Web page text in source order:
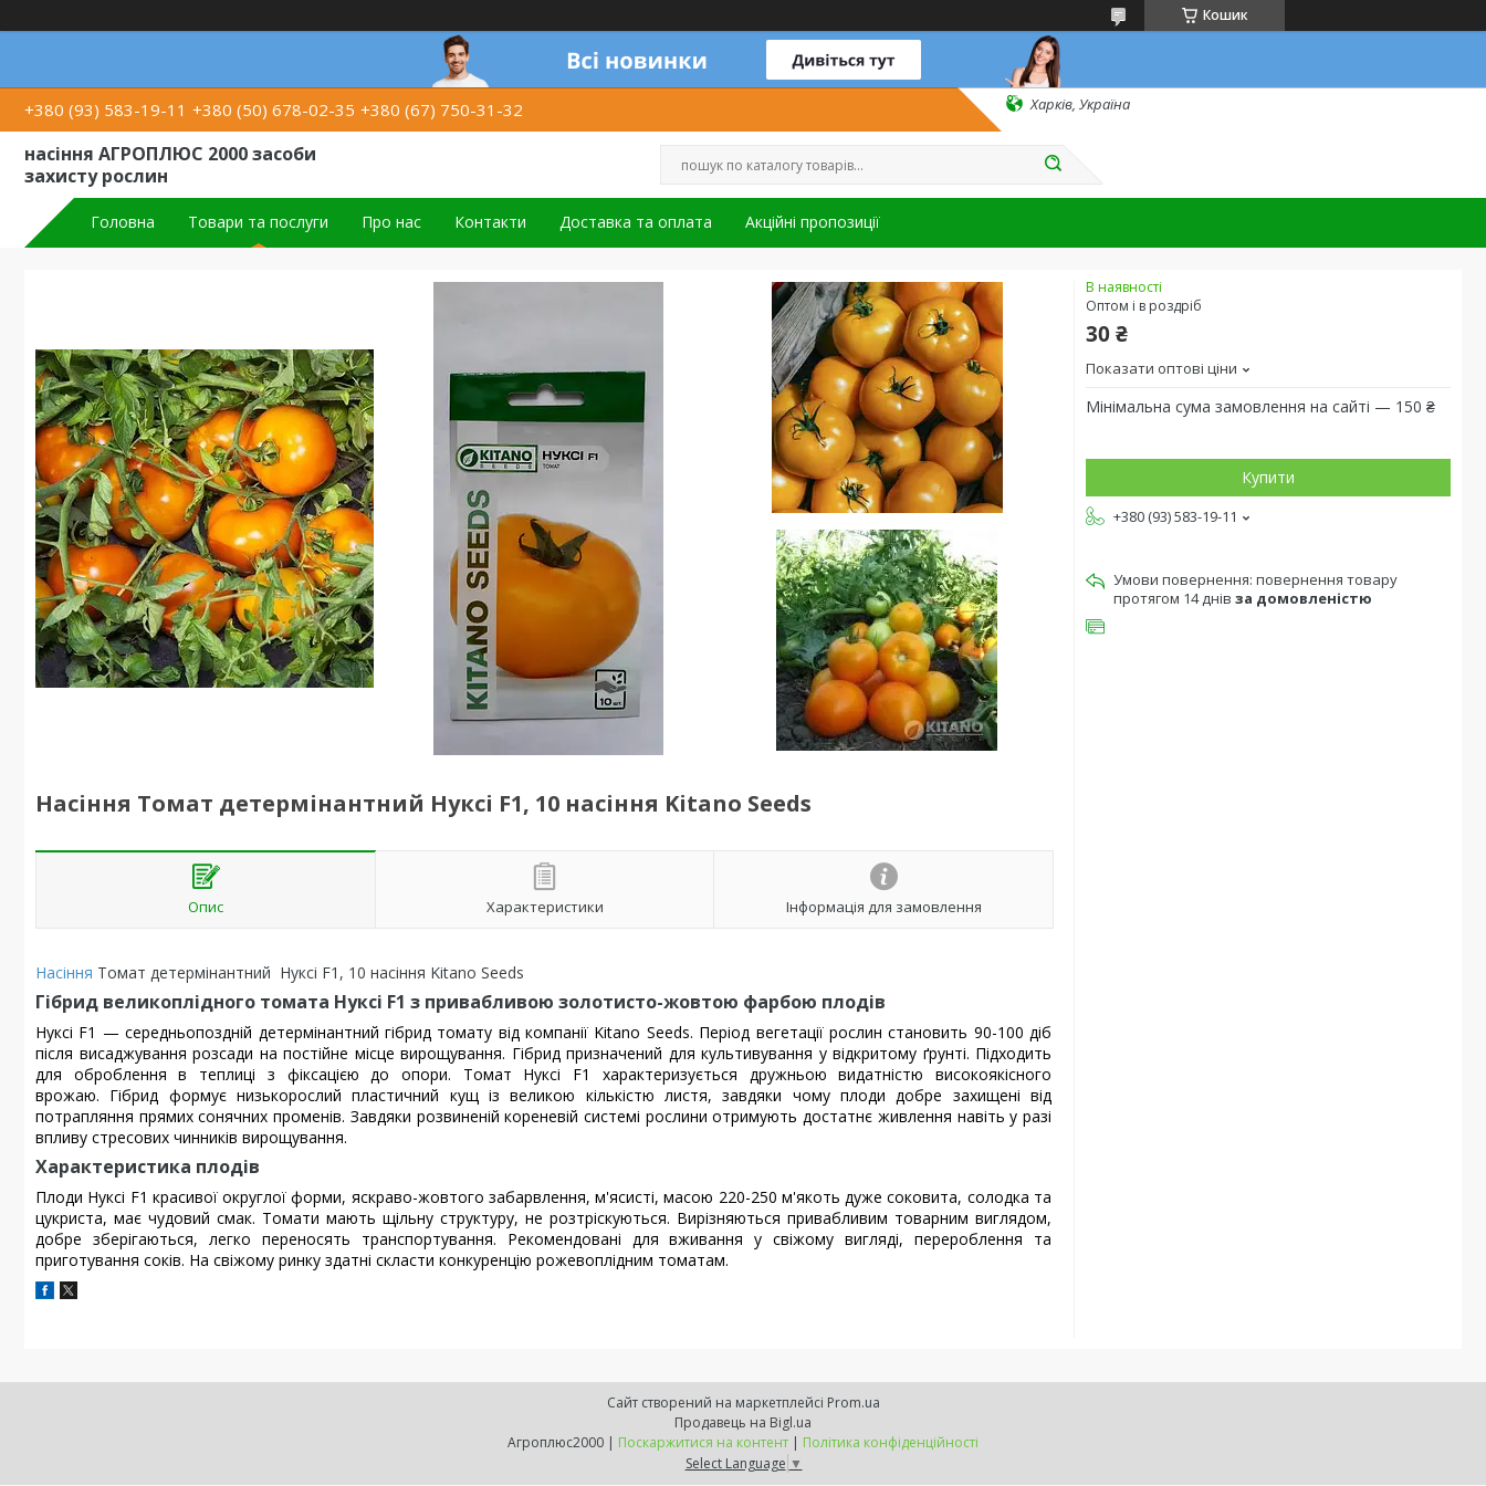
Кошик
+380 (93) 583-19-11 +380 (50) 678-02-35 +380 (67) 750-31-32 Харків, Україна
насіння АГРОПЛЮС 2000 засоби
захисту рослин
Головна Товари та послуги Про нас Контакти Доставка та оплата Акційні пропозиції
Насіння Томат детермінантний Нуксі F1, 10 насіння Kitano Seeds
Опис Характеристики Інформація для замовлення
Насіння Томат детермінантний Нуксі F1, 10 насіння Kitano Seeds
Гібрид великоплідного томата Нуксі F1 з привабливою золотисто-жовтою фарбою плодів
Нуксі F1 — середньопоздній детермінантний гібрид томату від компанії Kitano Seeds. Період вегетації рослин становить 90-100 діб
після висаджування розсади на постійне місце вирощування. Гібрид призначений для культивування у відкритому ґрунті. Підходить
для оброблення в теплиці з фіксацією до опори. Томат Нуксі F1 характеризується дружньою видатністю високоякісного
врожаю. Гібрид формує низькорослий пластичний кущ із великою кількістю листя, завдяки чому плоди добре захищені від
потрапляння прямих сонячних променів. Завдяки розвиненій кореневій системі рослини отримують достатнє живлення навіть у разі
впливу стресових чинників вирощування.
Характеристика плодів
Плоди Нуксі F1 красивої округлої форми, яскраво-жовтого забарвлення, м'ясисті, масою 220-250 м'якоть дуже соковита, солодка та
цукриста, має чудовий смак. Томати мають щільну структуру, не розтріскуються. Вирізняються привабливим товарним виглядом,
добре зберігаються, легко переносять транспортування. Рекомендовані для вживання у свіжому вигляді, перероблення та
приготування соків. На свіжому ринку здатні скласти конкуренцію рожевоплідним томатам.
В наявності
Оптом і в роздріб
30 ₴
Показати оптові ціни
Мінімальна сума замовлення на сайті — 150 ₴
Купити
+380 (93) 583-19-11
повернення товару
протягом 14 днів за домовленістю
Сайт створений на маркетплейсі Prom.ua
Продавець на Bigl.ua
Агроплюс2000 | Поскаржитися на контент | Політика конфіденційності
Select Language ▼